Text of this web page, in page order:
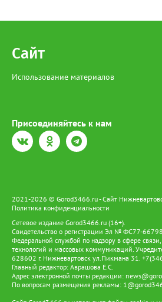
Сайт
Использование материалов
Присоединяйтесь к нам
2021-2026 © Gorod3466.ru - Сайт
Политика конфиденциальности
Сетевое издание Gorod3466.ru (16+).
Свидетельство о регистрации Эл № ФС77-
Федеральной службой по надзору в сфере
технологий и массовых коммуникаций.
628602 г. Нижневартовск ул.Пикмана 31.
Главный редактор: Аврашова Е.С.
Адрес электронной почты редакции:
По вопросам размещения рекламы: